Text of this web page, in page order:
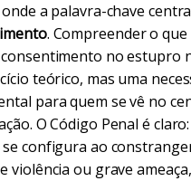
a palavra-chave
. Compreender o que
no estupro
teórico, mas uma
para quem se vê no
O Código Penal é
configura ao
violência ou grave